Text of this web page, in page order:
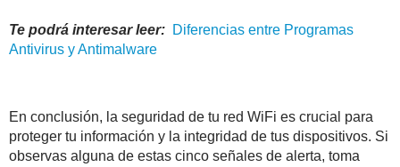
Te podrá interesar leer: Diferencias entre Programas
Antivirus y Antimalware
En conclusión, la seguridad de tu red WiFi es crucial para
proteger tu información y la integridad de tus dispositivos. Si
observas alguna de estas cinco señales de alerta, toma